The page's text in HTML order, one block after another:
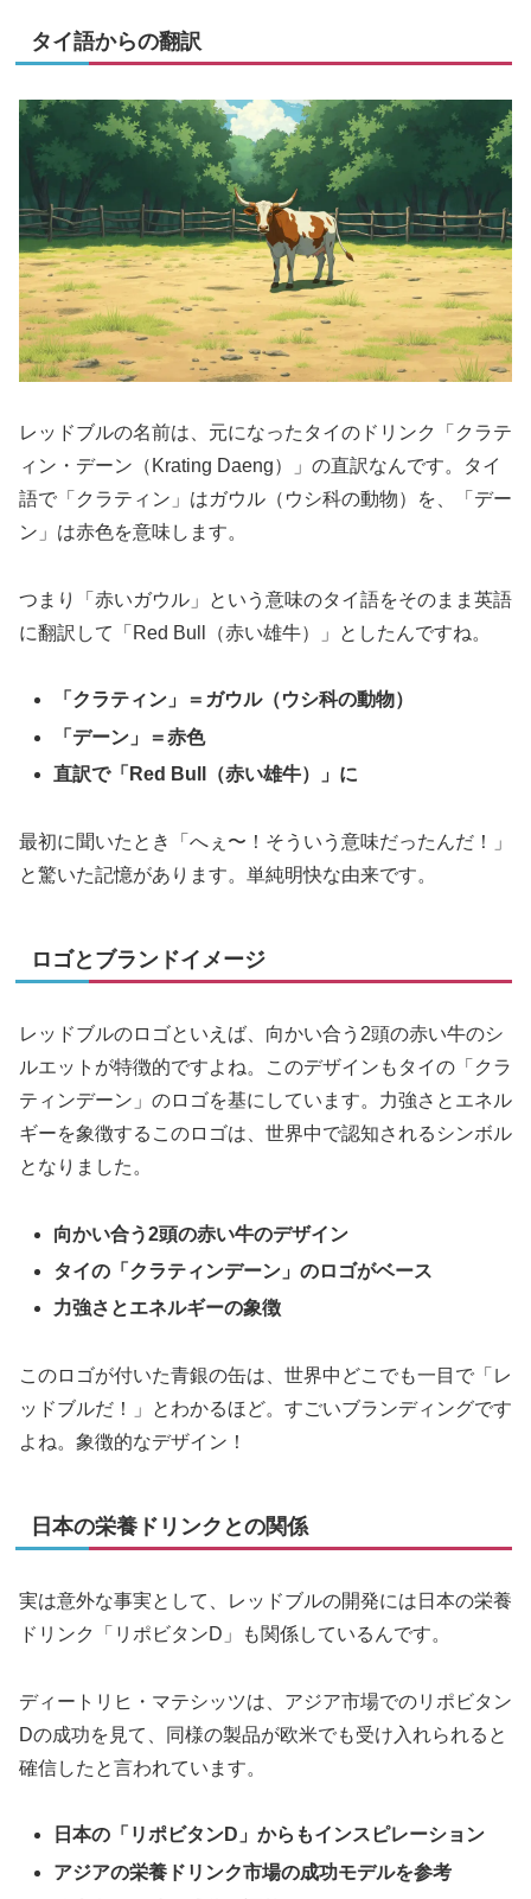
タイ語からの翻訳
レッドブルの名前は、元になったタイのドリンク「クラテ
ィン・デーン（Krating Daeng）」の直訳なんです。タイ
語で「クラティン」はガウル（ウシ科の動物）を、「デー
ン」は赤色を意味します。
つまり「赤いガウル」という意味のタイ語をそのまま英語
に翻訳して「Red Bull（赤い雄牛）」としたんですね。
「クラティン」＝ガウル（ウシ科の動物）
「デーン」＝赤色
直訳で「Red Bull（赤い雄牛）」に
最初に聞いたとき「へぇ〜！そういう意味だったんだ！」
と驚いた記憶があります。単純明快な由来です。
ロゴとブランドイメージ
レッドブルのロゴといえば、向かい合う2頭の赤い牛のシ
ルエットが特徴的ですよね。このデザインもタイの「クラ
ティンデーン」のロゴを基にしています。力強さとエネル
ギーを象徴するこのロゴは、世界中で認知されるシンボル
となりました。
向かい合う2頭の赤い牛のデザイン
タイの「クラティンデーン」のロゴがベース
力強さとエネルギーの象徴
このロゴが付いた青銀の缶は、世界中どこでも一目で「レ
ッドブルだ！」とわかるほど。すごいブランディングです
よね。象徴的なデザイン！
日本の栄養ドリンクとの関係
実は意外な事実として、レッドブルの開発には日本の栄養
ドリンク「リポビタンD」も関係しているんです。
ディートリヒ・マテシッツは、アジア市場でのリポビタン
Dの成功を見て、同様の製品が欧米でも受け入れられると
確信したと言われています。
日本の「リポビタンD」からもインスピレーション
アジアの栄養ドリンク市場の成功モデルを参考